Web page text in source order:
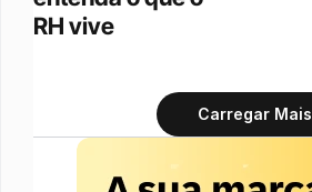
RH vive
Carregar Mais